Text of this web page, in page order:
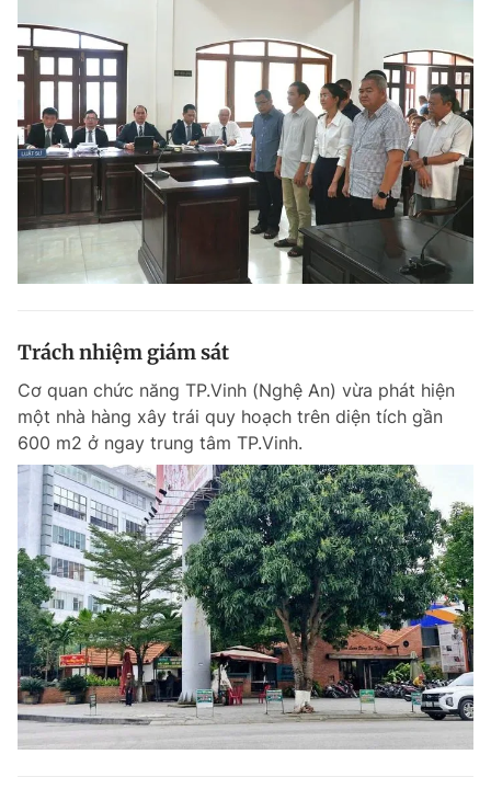
Theo dõi báo trên
Hotline
0906 645 777
Liên hệ quảng cáo
0908 780 404
Đặt báo Quảng cáo Tòa soạn Chính sách bảo
Tổng biên tập: Nguyễn Ngọc Toàn
Tổng thư ký tòa soạn: Đức Trung
Giấy phép xuất bản số 110/GP - BTTTT cấp ngày 24.3.2020
© 2003-2026 Bản quyền thuộc về Báo Thanh Niên. Cấm sao chép
dưới mọi hình thức nếu không có sự chấp thuận bằng văn bản.
Phát triển bởi ePi Technologies, JSC.
Trách nhiệm giám sát
Cơ quan chức năng TP.Vinh (Nghệ An) vừa phát hiện
một nhà hàng xây trái quy hoạch trên diện tích gần
600 m2 ở ngay trung tâm TP.Vinh.